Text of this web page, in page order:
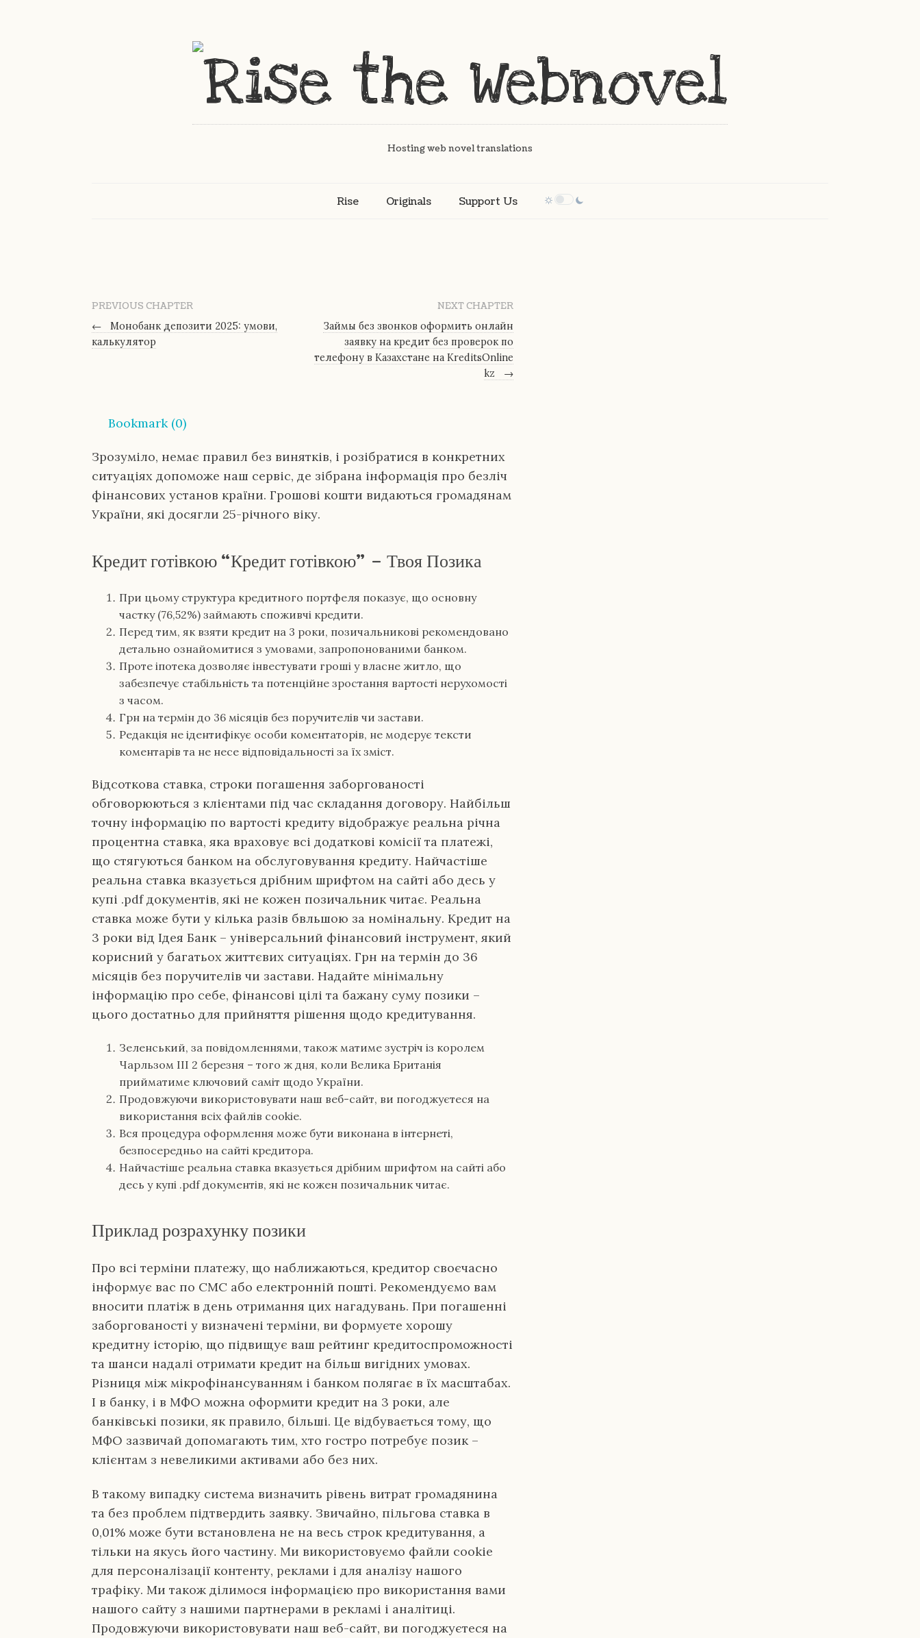
Hosting web novel translations
Rise Originals Support Us
PREVIOUS CHAPTER
←
Монобанк депозити 2025: умови,
калькулятор
NEXT CHAPTER
Займы без звонков оформить онлайн
заявку на кредит без проверок по
телефону в Казахстане на KreditsOnline
kz
→
Bookmark (0)
Зрозуміло, немає правил без винятків, і розібратися в конкретних
ситуаціях допоможе наш сервіс, де зібрана інформація про безліч
фінансових установ країни. Грошові кошти видаються громадянам
України, які досягли 25-річного віку.
Кредит готівкою “Кредит готівкою” – Твоя Позика
При цьому структура кредитного портфеля показує, що основну
частку (76,52%) займають споживчі кредити.
Перед тим, як взяти кредит на 3 роки, позичальникові рекомендовано
детально ознайомитися з умовами, запропонованими банком.
Проте іпотека дозволяє інвестувати гроші у власне житло, що
забезпечує стабільність та потенційне зростання вартості нерухомості
з часом.
Грн на термін до 36 місяців без поручителів чи застави.
Редакція не ідентифікує особи коментаторів, не модерує тексти
коментарів та не несе відповідальності за їх зміст.
Відсоткова ставка, строки погашення заборгованості
обговорюються з клієнтами під час складання договору. Найбільш
точну інформацію по вартості кредиту відображує реальна річна
процентна ставка, яка враховує всі додаткові комісії та платежі,
що стягуються банком на обслуговування кредиту. Найчастіше
реальна ставка вказується дрібним шрифтом на сайті або десь у
купі .pdf документів, які не кожен позичальник читає. Реальна
ставка може бути у кілька разів бвльшою за номінальну. Кредит на
3 роки від Ідея Банк – універсальний фінансовий інструмент, який
корисний у багатьох життєвих ситуаціях. Грн на термін до 36
місяців без поручителів чи застави. Надайте мінімальну
інформацію про себе, фінансові цілі та бажану суму позики –
цього достатньо для прийняття рішення щодо кредитування.
Зеленський, за повідомленнями, також матиме зустріч із королем
Чарльзом III 2 березня – того ж дня, коли Велика Британія
прийматиме ключовий саміт щодо України.
Продовжуючи використовувати наш веб-сайт, ви погоджуєтеся на
використання всіх файлів cookie.
Вся процедура оформлення може бути виконана в інтернеті,
безпосередньо на сайті кредитора.
Найчастіше реальна ставка вказується дрібним шрифтом на сайті або
десь у купі .pdf документів, які не кожен позичальник читає.
Приклад розрахунку позики
Про всі терміни платежу, що наближаються, кредитор своєчасно
інформує вас по СМС або електронній пошті. Рекомендуємо вам
вносити платіж в день отримання цих нагадувань. При погашенні
заборгованості у визначені терміни, ви формуєте хорошу
кредитну історію, що підвищує ваш рейтинг кредитоспроможності
та шанси надалі отримати кредит на більш вигідних умовах.
Різниця між мікрофінансуванням і банком полягає в їх масштабах.
І в банку, і в МФО можна оформити кредит на 3 роки, але
банківські позики, як правило, більші. Це відбувається тому, що
МФО зазвичай допомагають тим, хто гостро потребує позик –
клієнтам з невеликими активами або без них.
В такому випадку система визначить рівень витрат громадянина
та без проблем підтвердить заявку. Звичайно, пільгова ставка в
0,01% може бути встановлена не на весь строк кредитування, а
тільки на якусь його частину. Ми використовуємо файли cookie
для персоналізації контенту, реклами і для аналізу нашого
трафіку. Ми також ділимося інформацією про використання вами
нашого сайту з нашими партнерами в рекламі і аналітиці.
Продовжуючи використовувати наш веб-сайт, ви погоджуєтеся на